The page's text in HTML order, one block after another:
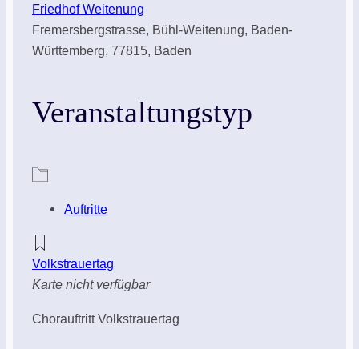
Friedhof Weitenung
Fremersbergstrasse, Bühl-Weitenung, Baden-
Württemberg, 77815, Baden
Veranstaltungstyp
Auftritte
Volkstrauertag
Karte nicht verfügbar
Chorauftritt Volkstrauertag